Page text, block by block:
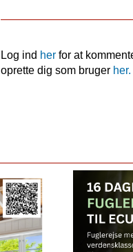
Log ind her for at
oprette dig som bruger her.